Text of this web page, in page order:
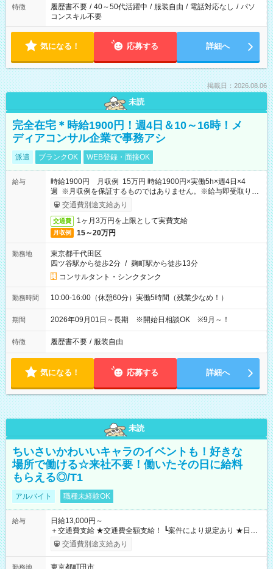
特徴 履歴書不要 / 40～50代活躍中 / 服装自由 / 電話対応なし / パソ
コンスキル不要
気になる！ 応募する 詳細へ
掲載日：2026.08.06
未読
完全在宅＊時給1900円！週4日＆10～16時！メ
ディアコンサル企業で事務アシ
派遣 ブランクOK WEB登録・面接OK
給与
時給1900円 月収例 15万円 時給1900円×実働5h×週4日×4
週 ※月収例を保証するものではありません。※給与即受取りサ
ービス利用可（利用条件有）
交通費別途支給あり
交通費 1ヶ月3万円を上限として実費支給
月収例 15～20万円
勤務地
東京都千代田区
四ツ谷駅から徒歩2分 / 麹町駅から徒歩13分
コンサルタント・シンクタンク
勤務時間 10:00-16:00（休憩60分）実働5時間（残業少なめ！）
期間 2026年09月01日～長期 ※開始日相談OK ※9月～！
特徴 履歴書不要 / 服装自由
気になる！ 応募する 詳細へ
未読
ちいさいかわいいキャラのイベントも！好きな
場所で働ける☆来社不要！働いたその日に給料
もらえる◎/T1
アルバイト 職種未経験OK
給与
日給13,000円～
＋交通費支給 ★交通費全額支給！ ┗案件により規定あり ★日払
いOK！（規定あり） ┗働いたその日に現金GET♪ お仕事後はコ
ンビニATMから 日払い分を引き落とせます！ 【試用期間】試
交通費別途支給あり
勤務地
東京都町田市